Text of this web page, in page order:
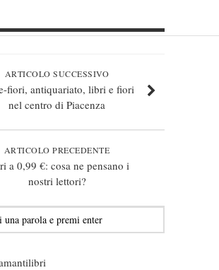
ARTICOLO SUCCESSIVO
fiori, antiquariato, libri e fiori
nel centro di Piacenza
ARTICOLO PRECEDENTE
a 0,99 €: cosa ne pensano i
nostri lettori?